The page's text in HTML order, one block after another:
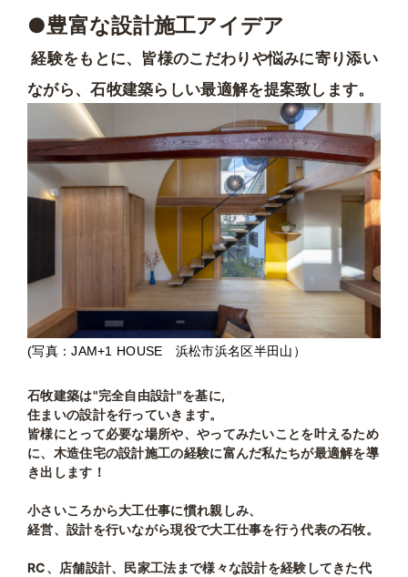
●豊富な設計施工アイデア
経験をもとに、皆様のこだわりや悩みに寄り添い
ながら、石牧建築らしい最適解を提案致します。
(写真：JAM+1 HOUSE 浜松市浜名区半田山）
石牧建築は"完全自由設計"を基に,
住まいの設計を行っていきます。
皆様にとって必要な場所や、やってみたいことを叶えるため
に、木造住宅の設計施工の経験に富んだ私たちが最適解を導
き出します！
小さいころから大工仕事に慣れ親しみ、
経営、設計を行いながら現役で大工仕事を行う代表の石牧。
RC、店舗設計、民家工法まで様々な設計を経験してきた代